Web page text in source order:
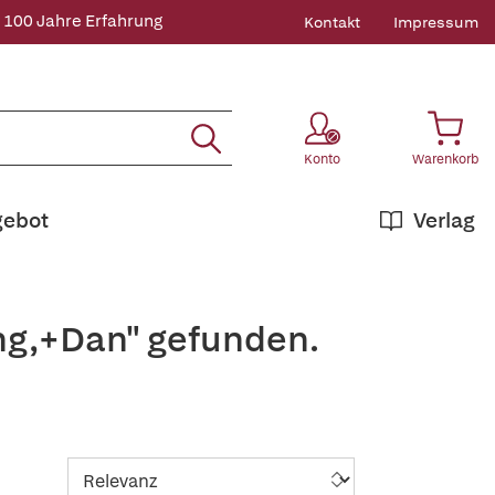
100 Jahre Erfahrung Kontakt Impressum
Konto Warenkorb
Verlag
gefunden.